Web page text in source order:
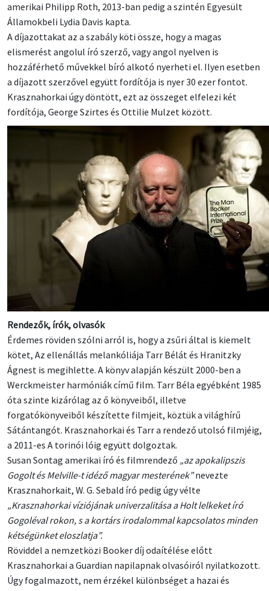
amerikai Philipp Roth, 2013-ban pedig a szintén Egyesült
Államokbeli Lydia Davis kapta.
A díjazottakat az a szabály köti össze, hogy a magas
elismerést angolul író szerző, vagy angol nyelven is
hozzáférhető művekkel bíró alkotó nyerheti el. Ilyen esetben
a díjazott szerzővel együtt fordítója is nyer 30 ezer fontot.
Krasznahorkai úgy döntött, ezt az összeget elfelezi két
fordítója, George Szirtes és Ottilie Mulzet között.
Rendezők, írók, olvasók
Érdemes röviden szólni arról is, hogy a zsűri által is kiemelt
kötet, Az ellenállás melankóliája Tarr Bélát és Hranitzky
Ágnest is megihlette. A könyv alapján készült 2000-ben a
Werckmeister harmóniák című film. Tarr Béla egyébként 1985
óta szinte kizárólag az ő könyveiből, illetve
forgatókönyveiből készítette filmjeit, köztük a világhírű
Sátántangót. Krasznahorkai és Tarr a rendező utolsó filmjéig,
a 2011-es A torinói lóig együtt dolgoztak.
Susan Sontag amerikai író és filmrendező „az apokalipszis
Gogolt és Melville-t idéző magyar mesterének”nevezte
Krasznahorkait, W. G. Sebald író pedig úgy vélte
„Krasznahorkai víziójának univerzalitása a Holt lelkeket író
Gogoléval rokon, s a kortárs irodalommal kapcsolatos minden
kétségünket eloszlatja”.
Röviddel a nemzetközi Booker díj odaítélése előtt
Krasznahorkai a Guardian napilapnak olvasóiról nyilatkozott.
Úgy fogalmazott, nem érzékel különbséget a hazai és